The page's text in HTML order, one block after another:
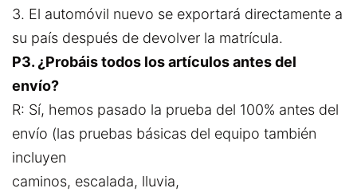
3. El automóvil nuevo se exportará directamente a
su país después de devolver la matrícula.
P3. ¿Probáis todos los artículos antes del
envío?
R: Sí, hemos pasado la prueba del 100% antes del
envío (las pruebas básicas del equipo también
incluyen
caminos, escalada, lluvia,